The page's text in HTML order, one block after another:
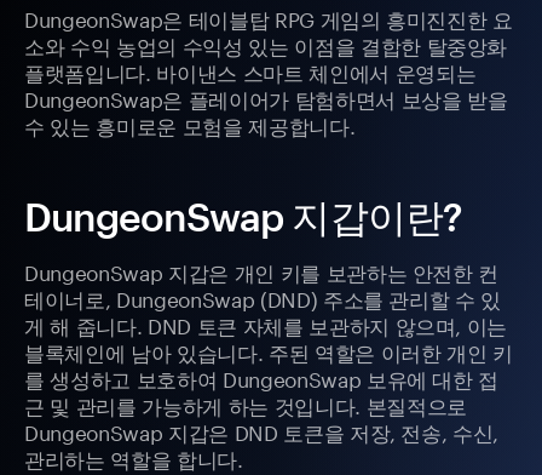
DungeonSwap은 테이블탑 RPG 게임의 흥미진진한 요
소와 수익 농업의 수익성 있는 이점을 결합한 탈중앙화
플랫폼입니다. 바이낸스 스마트 체인에서 운영되는
DungeonSwap은 플레이어가 탐험하면서 보상을 받을
수 있는 흥미로운 모험을 제공합니다.
DungeonSwap 지갑이란?
DungeonSwap 지갑은 개인 키를 보관하는 안전한 컨
테이너로, DungeonSwap (DND) 주소를 관리할 수 있
게 해 줍니다. DND 토큰 자체를 보관하지 않으며, 이는
블록체인에 남아 있습니다. 주된 역할은 이러한 개인 키
를 생성하고 보호하여 DungeonSwap 보유에 대한 접
근 및 관리를 가능하게 하는 것입니다. 본질적으로
DungeonSwap 지갑은 DND 토큰을 저장, 전송, 수신,
관리하는 역할을 합니다.